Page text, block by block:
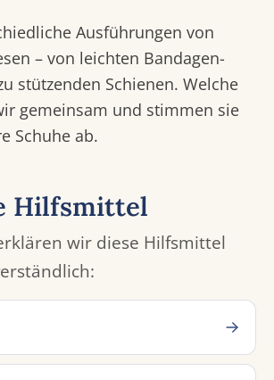
Ausführungen von
– von leichten Bandagen-
stützenden Schienen. Welche
gemeinsam und stimmen sie
Schuhe ab.
Hilfsmittel
wir diese Hilfsmittel